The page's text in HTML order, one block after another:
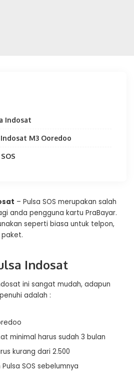
Indosat
M3 Ooredoo
– Pulsa SOS merupakan salah
anda pengguna kartu PraBayar.
seperti biasa untuk telpon,
paket.
Indosat
ini sangat mudah, adapun
adalah :
minimal harus sudah 3 bulan
kurang dari 2.500
SOS sebelumnya